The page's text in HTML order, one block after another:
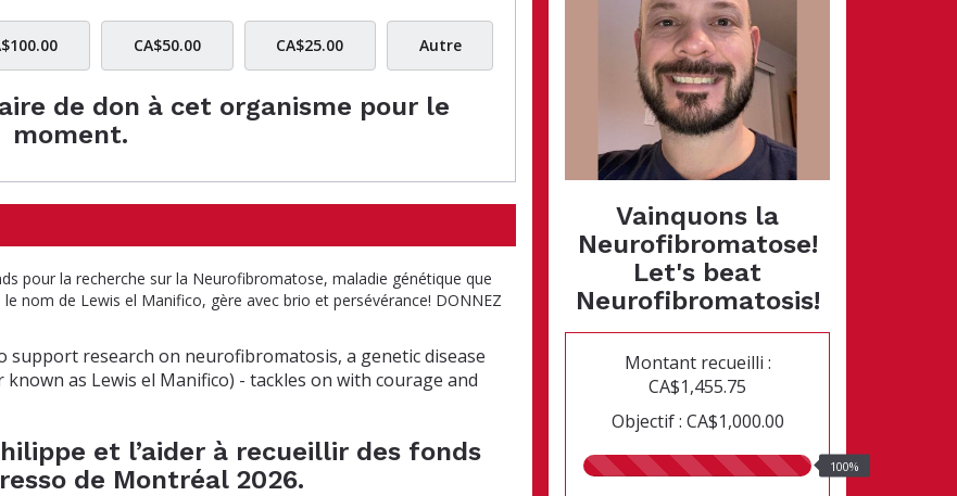
Vainquons la
Neurofibromatose!
Let's beat
Neurofibromatosis!
Montant recueilli :
CA$1,455.75
Objectif : CA$1,000.00
100.00%
100%
CA$50.00 CA$25.00 Autre
de don à cet organisme pour le
moment.
pour la recherche sur la Neurofibromatose, maladie génétique que
nom de Lewis el Manifico, gère avec brio et persévérance! DONNEZ
research on neurofibromatosis, a genetic disease
as Lewis el Manifico) - tackles on with courage and
et l’aider à recueillir des fonds
de Montréal 2026.